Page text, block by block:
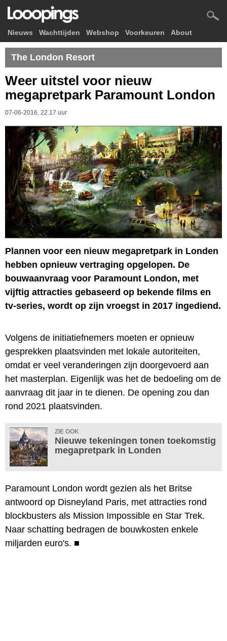
Nieuws Wachttijden Webshop Voorkeuren About
The London Resort
Weer uitstel voor nieuw
megapretpark Paramount London
07-06-2016, 22.17 uur
Plannen voor een nieuw megapretpark in Londen
hebben opnieuw vertraging opgelopen. De
bouwaanvraag voor Paramount London, met
vijftig attracties gebaseerd op bekende films en
tv-series, wordt op zijn vroegst in 2017 ingediend.
Volgens de initiatiefnemers moeten er opnieuw
gesprekken plaatsvinden met lokale autoriteiten,
omdat er veel veranderingen zijn doorgevoerd aan
het masterplan. Eigenlijk was het de bedoeling om de
aanvraag dit jaar in te dienen. De opening zou dan
rond 2021 plaatsvinden.
ZIE OOK
Nieuwe tekeningen tonen toekomstig
megapretpark in Londen
Paramount London wordt gezien als het Britse
antwoord op Disneyland Paris, met attracties rond
blockbusters als Mission Impossible en Star Trek.
Naar schatting bedragen de bouwkosten enkele
miljarden euro's. ■